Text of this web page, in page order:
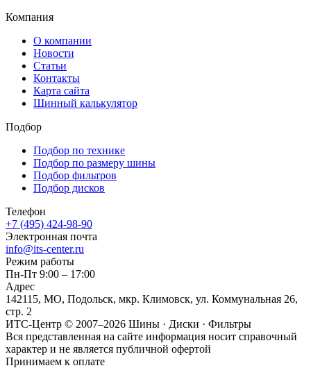
Компания
О компании
Новости
Статьи
Контакты
Карта сайта
Шинный калькулятор
Подбор
Подбор по технике
Подбор по размеру шины
Подбор фильтров
Подбор дисков
Телефон
+7 (495) 424-98-90
Электронная почта
info@its-center.ru
Режим работы
Пн-Пт 9:00 – 17:00
Адрес
142115, МО, Подольск, мкр. Климовск, ул. Коммунальная 26,
стр. 2
ИТС-Центр © 2007–2026 Шины · Диски · Фильтры
Вся представленная на сайте информация носит справочный
характер и не является публичной офертой
Принимаем к оплате